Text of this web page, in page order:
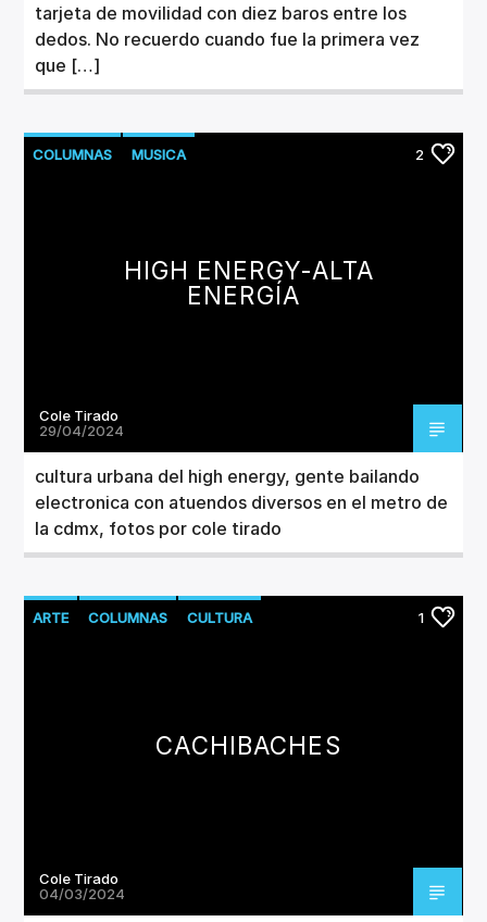
tarjeta de movilidad con diez baros entre los
dedos. No recuerdo cuando fue la primera vez
que […]
COLUMNAS MUSICA 2
HIGH ENERGY-ALTA
ENERGÍA
Cole Tirado
29/04/2024
cultura urbana del high energy, gente bailando
electronica con atuendos diversos en el metro de
la cdmx, fotos por cole tirado
ARTE COLUMNAS CULTURA 1
CACHIBACHES
Cole Tirado
04/03/2024